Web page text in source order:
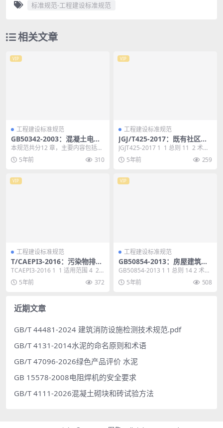
标准规范-工程建设标准规范
相关文章
VIP
工程建设标准规范
GB50342-2003：混凝土电视
塔结构技术规范
本规范共分12 章，主要内容包括混
凝土结构电视塔的设计、施工及安
装，设备安装和影...
5年前 310
VIP
工程建设标准规范
JGJ/T425-2017：既有社区绿
色化改造技术标准
JGJT425-2017 1 1 总则 11 2 术
语 12 3 基本规定...
5年前 259
VIP
工程建设标准规范
T/CAEPI3-2016：污染物排放
总量监控仪技术要求
TCAEPI3-2016 1 1 适用范围 4 2
标准引用文件 4 3 ...
5年前 372
VIP
工程建设标准规范
GB50854-2013：房屋建筑与
装饰工程工程量计算规范
GB50854-2013 1 1 总则 14 2 术
语 15 3 工程计量 16...
5年前 508
近期文章
GB/T 44481-2024 建筑消防设施检测技术规范.pdf
GB/T 4131-2014水泥的命名原则和术语
GB/T 47096-2026绿色产品评价 水泥
GB 15578-2008电阻焊机的安全要求
GB/T 4111-2026混凝土砌块和砖试验方法